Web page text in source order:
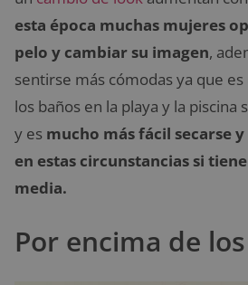
esta época muchas mujeres
pelo y cambiar su imagen,
sentirse más cómodas ya que
los baños en la playa y la
y es mucho más fácil secarse
en estas circunstancias si
media.
Por encima de